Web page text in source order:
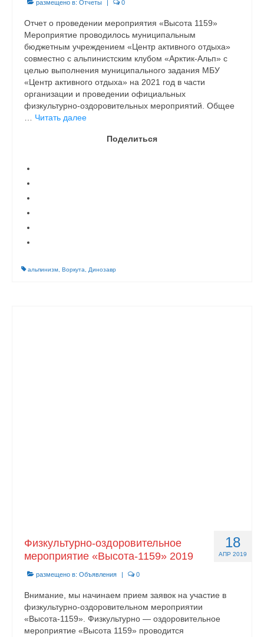
размещено в: Отчеты | 0
Отчет о проведении мероприятия «Высота 1159»
Мероприятие проводилось муниципальным
бюджетным учреждением «Центр активного отдыха»
совместно с альпинистским клубом «Арктик-Альп» с
целью выполнения муниципального задания МБУ
«Центр активного отдыха» на 2021 год в части
организации и проведении официальных
физкультурно-оздоровительных мероприятий. Общее
Читать далее
Поделиться
альпинизм Воркута Динозавр
18
АПР 2019
Физкультурно-оздоровительное
мероприятие «Высота-1159» 2019
размещено в: Объявления | 0
Внимание, мы начинаем прием заявок на участие в
физкультурно-оздоровительном мероприятии
«Высота-1159». Физкультурно — оздоровительное
мероприятие «Высота 1159» проводится